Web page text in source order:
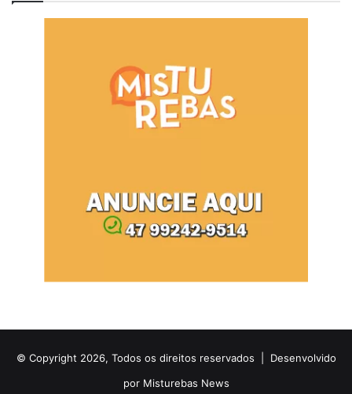
© Copyright 2026, Todos os direitos reservados | Desenvolvido
por Misturebas News